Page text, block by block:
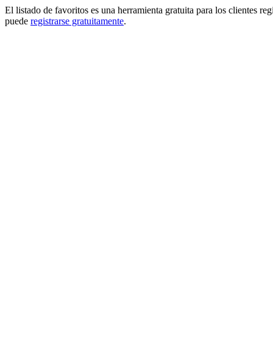
El listado de favoritos es una herramienta gratuita para los clientes
puede registrarse gratuitamente.